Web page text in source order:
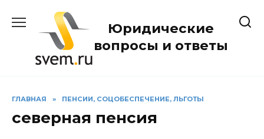
содержанию
Юридические
вопросы и ответы
ГЛАВНАЯ » ПЕНСИИ, СОЦОБЕСПЕЧЕНИЕ, ЛЬГОТЫ
северная пенсия